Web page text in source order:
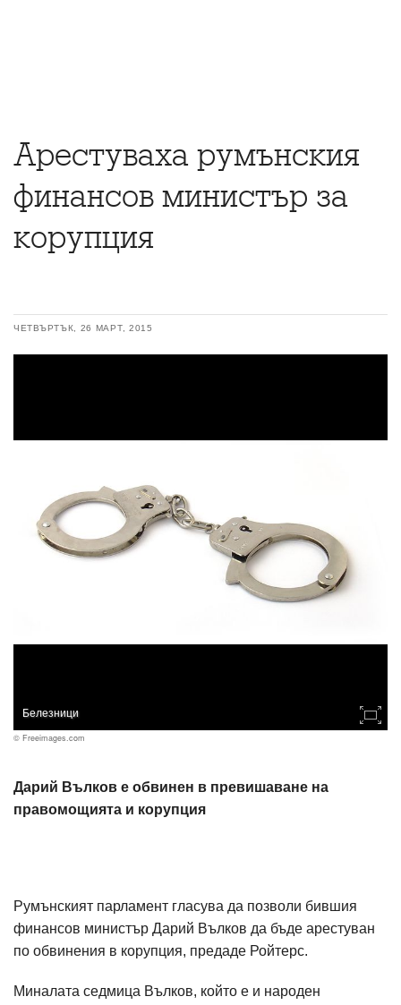
Арестуваха румънския
финансов министър за
корупция
ЧЕТВЪРТЪК, 26 МАРТ, 2015
Белезници
© Freeimages.com
Дарий Вълков е обвинен в превишаване на
правомощията и корупция
Румънският парламент гласува да позволи бившия
финансов министър Дарий Вълков да бъде арестуван
по обвинения в корупция, предаде Ройтерс.
Миналата седмица Вълков, който е и народен